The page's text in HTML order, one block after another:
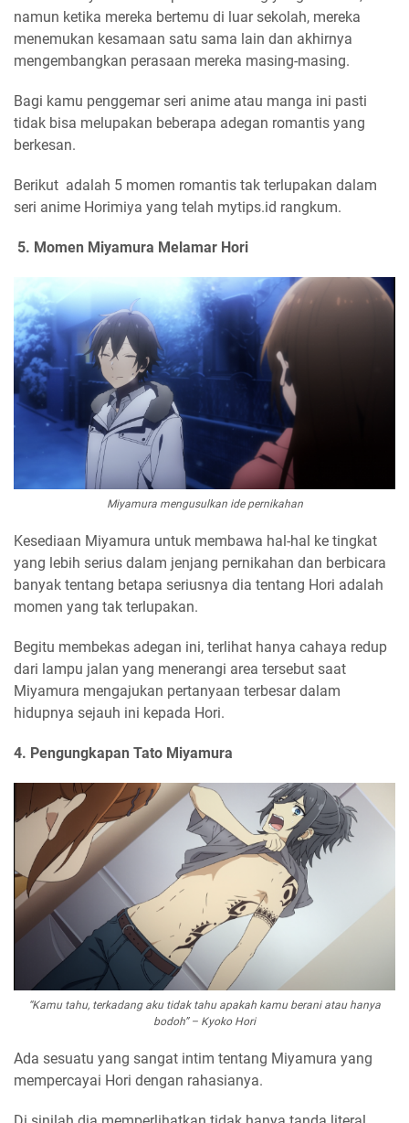
namun ketika mereka bertemu di luar sekolah, mereka
menemukan kesamaan satu sama lain dan akhirnya
mengembangkan perasaan mereka masing-masing.
Bagi kamu penggemar seri anime atau manga ini pasti
tidak bisa melupakan beberapa adegan romantis yang
berkesan.
Berikut adalah 5 momen romantis tak terlupakan dalam
seri anime Horimiya yang telah mytips.id rangkum.
5. Momen Miyamura Melamar Hori
Miyamura mengusulkan ide pernikahan
Kesediaan Miyamura untuk membawa hal-hal ke tingkat
yang lebih serius dalam jenjang pernikahan dan berbicara
banyak tentang betapa seriusnya dia tentang Hori adalah
momen yang tak terlupakan.
Begitu membekas adegan ini, terlihat hanya cahaya redup
dari lampu jalan yang menerangi area tersebut saat
Miyamura mengajukan pertanyaan terbesar dalam
hidupnya sejauh ini kepada Hori.
4. Pengungkapan Tato Miyamura
“Kamu tahu, terkadang aku tidak tahu apakah kamu berani atau hanya
bodoh” – Kyoko Hori
Ada sesuatu yang sangat intim tentang Miyamura yang
mempercayai Hori dengan rahasianya.